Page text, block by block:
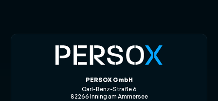
PERSOX GmbH
Carl-Benz-Straße 6
82266 Inning am Ammersee